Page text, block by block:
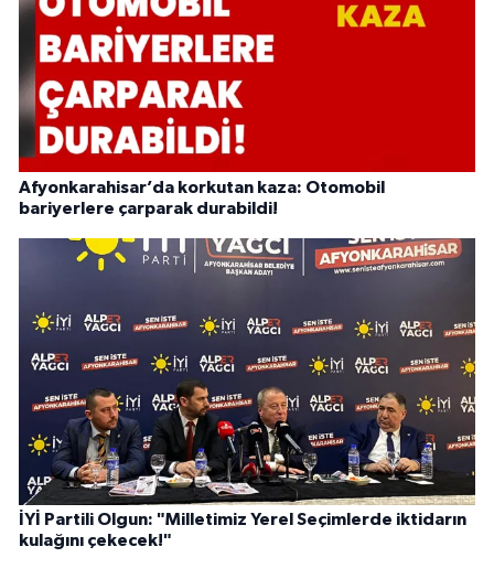
Afyonkarahisar’da korkutan kaza: Otomobil
bariyerlere çarparak durabildi!
İYİ Partili Olgun: "Milletimiz Yerel Seçimlerde iktidarın
kulağını çekecek!"